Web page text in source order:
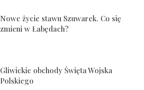
Nowe życie stawu Szuwarek. Co się
zmieni w Łabędach?
Gliwickie obchody Święta Wojska
Polskiego